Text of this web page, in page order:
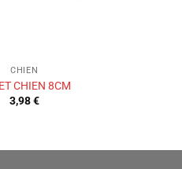
CHIEN
CHIEN 8CM
3,98€